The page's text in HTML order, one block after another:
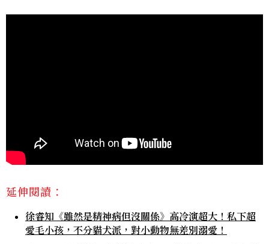
延伸閱讀：
徐睿知《雖然是精神病但沒關係》高冷演超大！私下超
愛毛小孩，不分貓犬派，對小動物無差別溺愛！